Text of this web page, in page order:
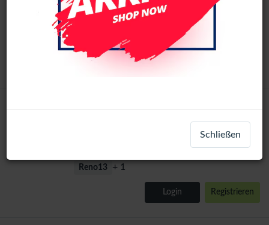
LCD-1010209
+ 1
Original
Oppo Reno13 /Reno14 ORi LCD Display
Reno13 + 1
Login Registrieren
Schließen